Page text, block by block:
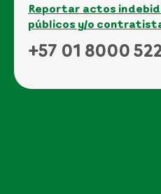
Reportar actos
públicos y/o
+57 01 8000